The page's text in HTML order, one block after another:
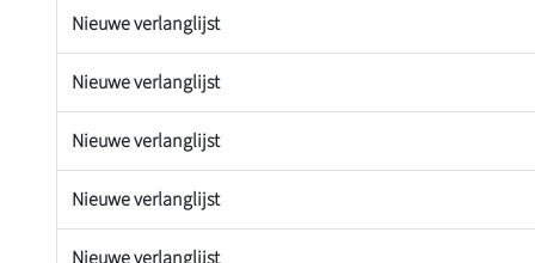
Nieuwe verlanglijst
Nieuwe verlanglijst
Nieuwe verlanglijst
Nieuwe verlanglijst